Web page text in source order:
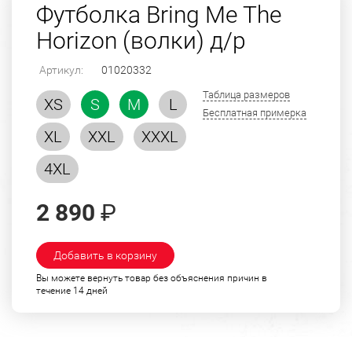
Футболка Bring Me The
Horizon (волки) д/р
Артикул: 01020332
XS S M
L
XL
XXL
XXXL
4XL
Таблица размеров
Бесплатная примерка
2 890 ₽
Добавить в корзину
Вы можете вернуть товар без объяснения причин в
течение 14 дней